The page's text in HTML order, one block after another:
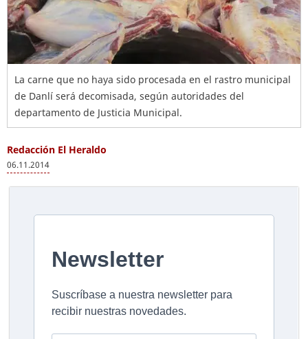
La carne que no haya sido procesada en el rastro municipal
de Danlí será decomisada, según autoridades del
departamento de Justicia Municipal.
Redacción El Heraldo
06.11.2014